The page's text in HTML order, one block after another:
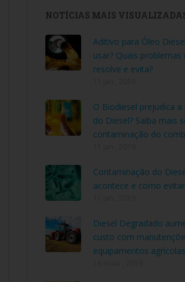
NOTÍCIAS MAIS
Aditivo para Óleo
usar? Quais problemas
resolve e evita?
O Biodiesel prejudica a
do Diesel? Saiba mais
contaminação do
Contaminação do
acontece e como
Diesel Degradado
custo com
equipamentos agrícolas